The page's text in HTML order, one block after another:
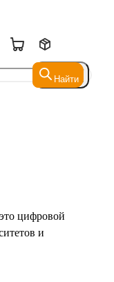
Найти
Найти
цифровой
и